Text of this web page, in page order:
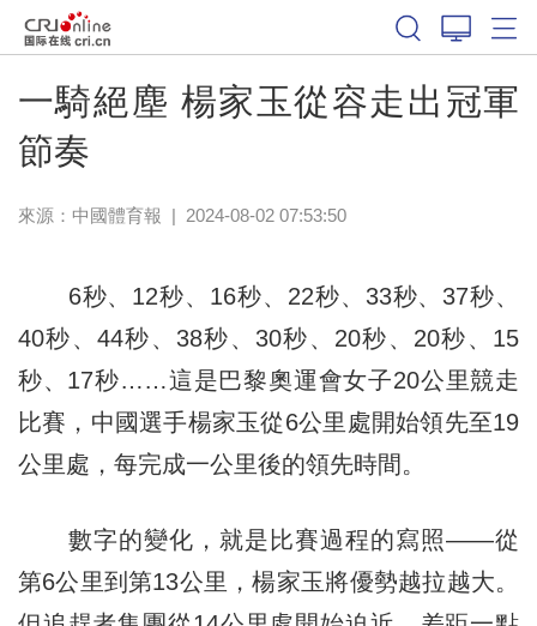
一騎絕塵 楊家玉從容走出冠軍
節奏
來源： 中國體育報 | 2024-08-02 07:53:50
6秒、12秒、16秒、22秒、33秒、37秒、
40秒、44秒、38秒、30秒、20秒、20秒、15
秒、17秒……這是巴黎奧運會女子20公里競走
比賽，中國選手楊家玉從6公里處開始領先至19
公里處，每完成一公里後的領先時間。
數字的變化，就是比賽過程的寫照——從
第6公里到第13公里，楊家玉將優勢越拉越大。